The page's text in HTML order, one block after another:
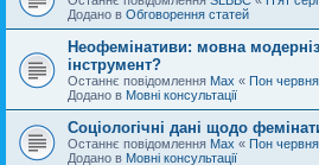
Додано в Обговорення статей
Неофемінативи: мовна
інструмент?
Останнє повідомлення Max « Пон
Додано в Мовні консультації
Соціологічні дані щодо
Останнє повідомлення Max « Пон
Додано в Мовні консультації